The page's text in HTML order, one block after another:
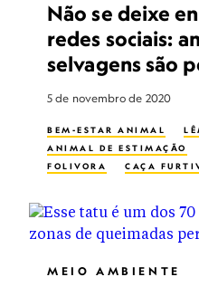
Não se deixe
redes sociais:
selvagens são
5 de novembro de 2020
BEM-ESTAR ANIMAL
ANIMAL DE ESTIMAÇÃO
FOLIVORA
CAÇA
MEIO AMBIENTE